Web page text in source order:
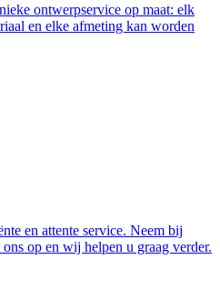
ontwerpservice op maat: elk
en elke afmeting kan worden
en attente service. Neem bij
op en wij helpen u graag verder.